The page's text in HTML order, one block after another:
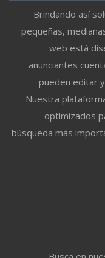
Brindando así
pequeñas,
web está
anunciantes
pueden editar
Nuestra
optimizados
búsqueda más